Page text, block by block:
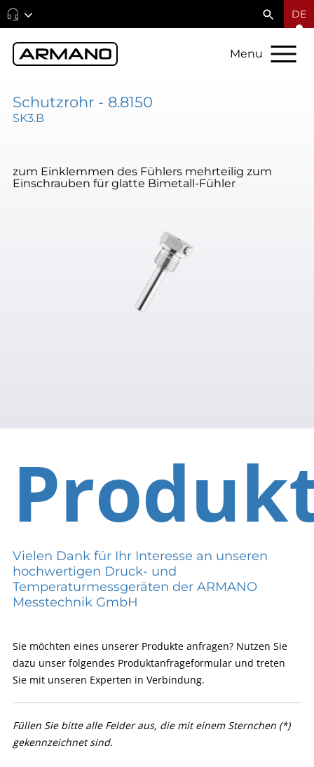
DE
Menu
Schutzrohr - 8.8150
SK3.B
zum Einklemmen des Fühlers mehrteilig zum
Einschrauben für glatte Bimetall-Fühler
Vielen Dank für Ihr Interesse an unseren
hochwertigen Druck- und
Temperaturmessgeräten der ARMANO
Messtechnik GmbH
Sie möchten eines unserer Produkte anfragen? Nutzen Sie
dazu unser folgendes Produktanfrageformular und treten
Sie mit unseren Experten in Verbindung.
Füllen Sie bitte alle Felder aus, die mit einem Sternchen (*)
gekennzeichnet sind.